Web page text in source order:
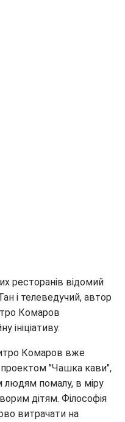
ресторанів відомий
і телеведучий, автор
Комаров
ініціативу.
Комаров вже
"Чашка кави",
помалу, в міру
дітям. Філософія
витрачати на